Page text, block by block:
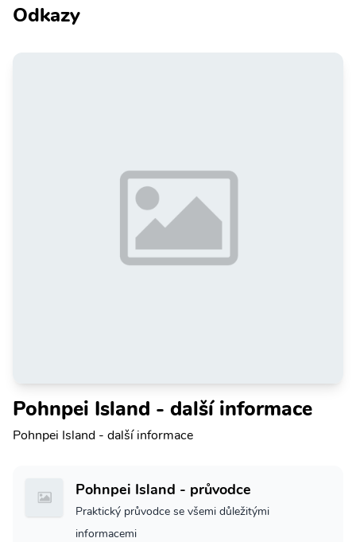
Odkazy
Pohnpei Island - další informace
Pohnpei Island - další informace
Pohnpei Island - průvodce
Praktický průvodce se všemi důležitými
informacemi